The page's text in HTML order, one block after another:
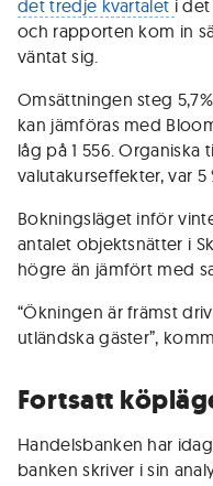
det tredje kvartalet i
och rapporten kom in
väntat sig.
Omsättningen steg
kan jämföras med
låg på 1 556. Organiska
valutakurseffekter, var 5
Bokningsläget inför
antalet objektsnätter i
högre än jämfört med
“Ökningen är främst
utländska gäster”,
Fortsatt
Handelsbanken har
banken skriver i sin